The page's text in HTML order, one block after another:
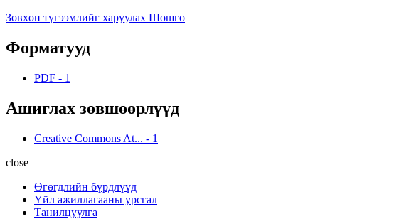
Зөвхөн түгээмлийг харуулах Шошго
Форматууд
PDF - 1
Ашиглах зөвшөөрлүүд
Creative Commons At... - 1
close
Өгөгдлийн бүрдлүүд
Үйл ажиллагааны урсгал
Танилцуулга